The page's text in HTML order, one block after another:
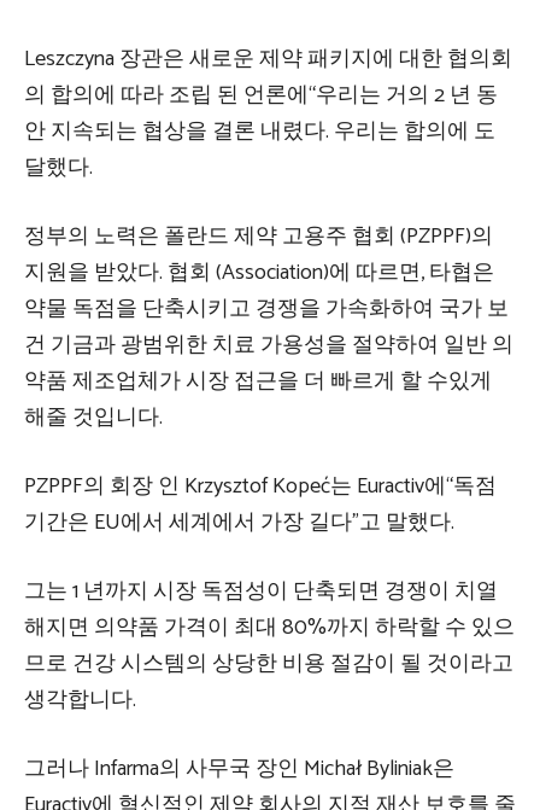
Leszczyna 장관은 새로운 제약 패키지에 대한 협의회
의 합의에 따라 조립 된 언론에“우리는 거의 2 년 동
안 지속되는 협상을 결론 내렸다. 우리는 합의에 도
달했다.
정부의 노력은 폴란드 제약 고용주 협회 (PZPPF)의
지원을 받았다. 협회 (Association)에 따르면, 타협은
약물 독점을 단축시키고 경쟁을 가속화하여 국가 보
건 기금과 광범위한 치료 가용성을 절약하여 일반 의
약품 제조업체가 시장 접근을 더 빠르게 할 수있게
해줄 것입니다.
PZPPF의 회장 인 Krzysztof Kopeć는 Euractiv에“독점
기간은 EU에서 세계에서 가장 길다”고 말했다.
그는 1 년까지 시장 독점성이 단축되면 경쟁이 치열
해지면 의약품 가격이 최대 80%까지 하락할 수 있으
므로 건강 시스템의 상당한 비용 절감이 될 것이라고
생각합니다.
그러나 Infarma의 사무국 장인 Michał Byliniak은